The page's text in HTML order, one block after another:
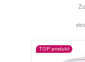
TOP produkt